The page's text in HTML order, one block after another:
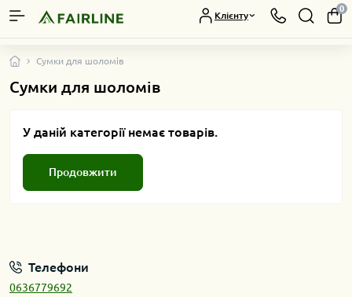
Клієнту
0
Сумки для шоломів
Сумки для шоломів
У даній категорії немає товарів.
Продовжити
Телефони
0636779692